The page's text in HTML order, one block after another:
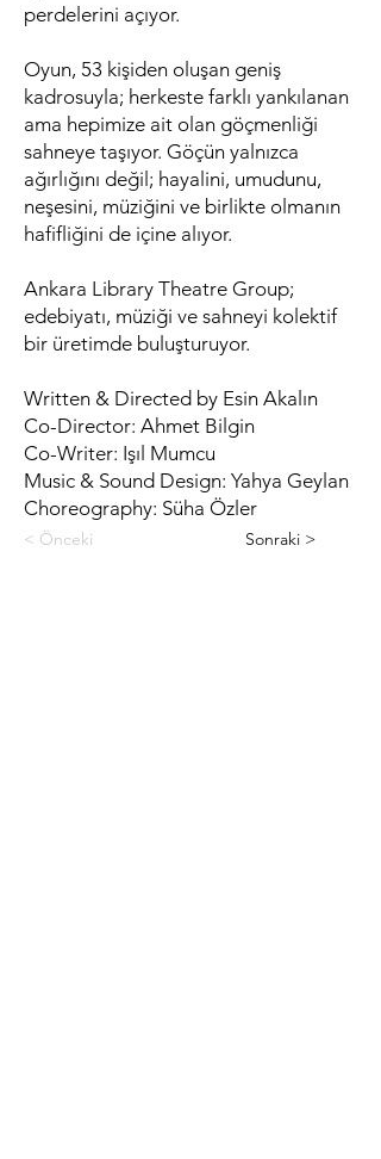
perdelerini açıyor.
Oyun, 53 kişiden oluşan geniş
kadrosuyla; herkeste farklı yankılanan
ama hepimize ait olan göçmenliği
sahneye taşıyor. Göçün yalnızca
ağırlığını değil; hayalini, umudunu,
neşesini, müziğini ve birlikte olmanın
hafifliğini de içine alıyor.
Ankara Library Theatre Group;
edebiyatı, müziği ve sahneyi kolektif
bir üretimde buluşturuyor.
Written & Directed by Esin Akalın
Co-Director: Ahmet Bilgin
Co-Writer: Işıl Mumcu
Music & Sound Design: Yahya Geylan
Choreography: Süha Özler
< Önceki Sonraki >